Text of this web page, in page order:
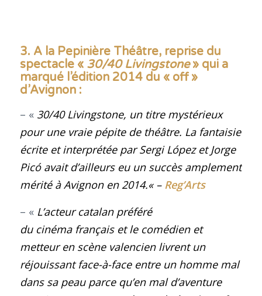
3. A la Pepinière Théâtre, reprise du
spectacle « 30/40 Livingstone» qui a
marqué l’édition 2014 du « off »
d’Avignon:
– « 30/40 Livingstone, un titre mystérieux
pour une vraie pépite de théâtre. La fantaisie
écrite et interprétée par Sergi López et Jorge
Picó avait d’ailleurs eu un succès amplement
mérité à Avignon en 2014.« – Reg’Arts
– « L’acteur catalan préféré
du cinéma français et le comédien et
metteur en scène valencien livrent un
réjouissant face-à-face entre un homme mal
dans sa peau parce qu’en mal d’aventure